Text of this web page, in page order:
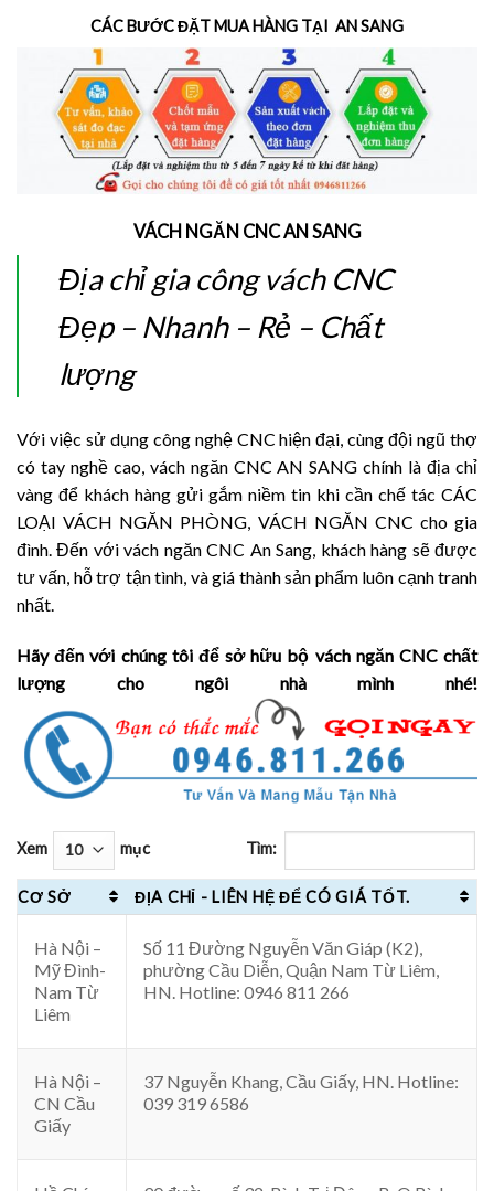
CÁC BƯỚC ĐẶT MUA HÀNG TẠI AN SANG
VÁCH NGĂN CNC AN SANG
Địa chỉ gia công vách CNC
Đẹp – Nhanh – Rẻ – Chất
lượng
Với việc sử dụng công nghệ CNC hiện đại, cùng đội ngũ thợ
có tay nghề cao, vách ngăn CNC AN SANG chính là địa chỉ
vàng để khách hàng gửi gắm niềm tin khi cần chế tác CÁC
LOẠI VÁCH NGĂN PHÒNG, VÁCH NGĂN CNC cho gia
đình. Đến với vách ngăn CNC An Sang, khách hàng sẽ được
tư vấn, hỗ trợ tận tình, và giá thành sản phẩm luôn cạnh tranh
nhất.
Hãy đến với chúng tôi để sở hữu bộ vách ngăn CNC chất
lượng cho ngôi nhà mình nhé!
Xem mục Tìm:
CƠ SỞ ĐỊA CHỈ - LIÊN HỆ ĐỂ CÓ GIÁ TỐT.
Hà Nội –
Mỹ Đình-
Nam Từ
Liêm
Số 11 Đường Nguyễn Văn Giáp (K2),
phường Cầu Diễn, Quận Nam Từ Liêm,
HN. Hotline: 0946 811 266
Hà Nội –
CN Cầu
Giấy
37 Nguyễn Khang, Cầu Giấy, HN. Hotline:
039 319 6586